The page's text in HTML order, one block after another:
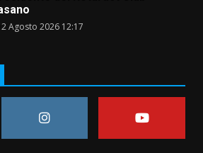
Agosto 2026 12:17
Internazionale Fajano
a Savelletri